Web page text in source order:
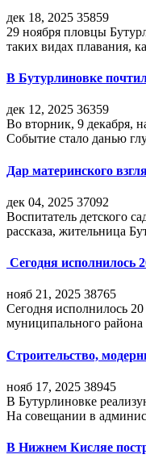
дек 18, 2025 35859
29 ноября пловцы
таких видах плавания,
В Бутурлиновке
дек 12, 2025 36359
Во вторник, 9 декабря,
Событие стало данью
Дар материнского
дек 04, 2025 37092
Воспитатель детского
рассказа, жительница
Сегодня исполнилось
нояб 21, 2025 38765
Сегодня исполнилось
муниципального
Строительство,
нояб 17, 2025 38945
В Бутурлиновке
На совещании в
В Нижнем Кисляе